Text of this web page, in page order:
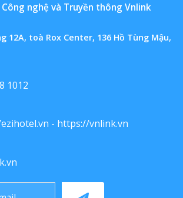
nghệ và Truyền thông Vnlink
12A, toà Rox Center, 136 Hồ Tùng Mậu,
1012
- https://vnlink.vn